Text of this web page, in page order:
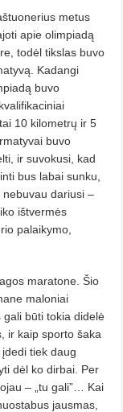
metus
apie olimpiadą
todėl tikslas buvo
Kadangi
buvo
10 kilometrų ir 5
buvo
ir suvokusi, kad
bus labai sunku,
dariusi –
ištvermės
palaikymo,
maratone. Šio
maloniai
būti tokia didelė
ir kaip sporto šaka
tiek daug
dėl ko dirbai. Per
– „tu gali”… Kai
jausmas,